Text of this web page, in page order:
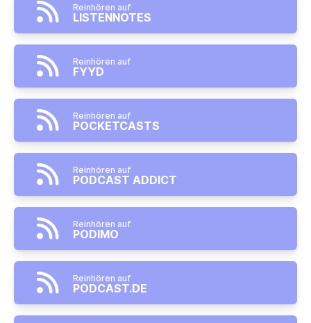
Reinhören auf
LISTENNOTES
Reinhören auf
FYYD
Reinhören auf
POCKETCASTS
Reinhören auf
PODCAST ADDICT
Reinhören auf
PODIMO
Reinhören auf
PODCAST.DE